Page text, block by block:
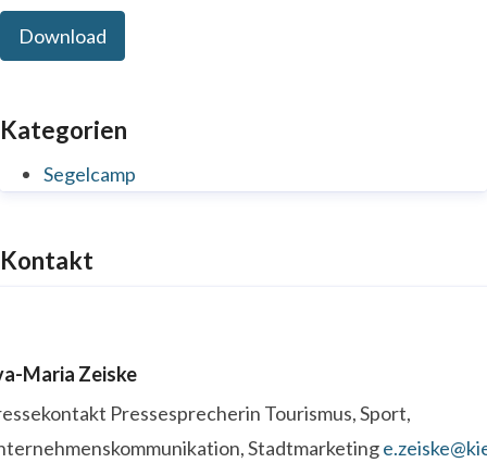
Download
Kategorien
Segelcamp
Kontakt
Maria Zeiske
Pressesprecherin Tourismus, Sport,
Stadtmarketing